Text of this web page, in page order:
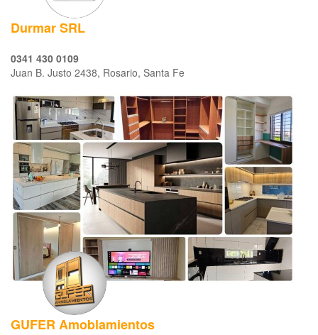
Durmar SRL
0341 430 0109
Juan B. Justo 2438, Rosario, Santa Fe
GUFER Amoblamientos